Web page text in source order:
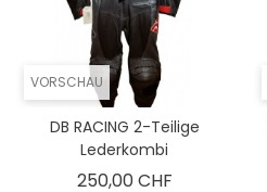
VORSCHAU
DB RACING 2-Teilige
Lederkombi
250,00 CHFPreis